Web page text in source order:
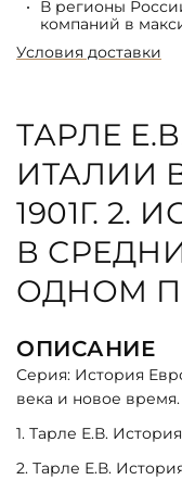
В регионы
компаний в
Условия доставки
ТАРЛЕ
ИТАЛИИ
1901Г. 2.
В
ОДНОМ
ОПИСАНИЕ
Серия: История
века и новое время.
1. Тарле Е.В.
2. Тарле Е.В.